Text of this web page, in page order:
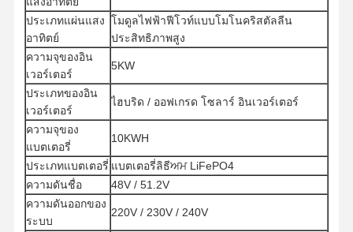
ประเภทแผ่นแสง
อาทิตย์
โมดูลไฟฟ้าฟีโวท์แบบโมโนคริสตัลลีน
ประสิทธิภาพสูง
ความจุของอิน
เวอร์เตอร์
5KW
ประเภทของอิน
เวอร์เตอร์
ไฮบริด / ออฟเกรด โซลาร์ อินเวอร์เตอร์
ความจุของ
แบตเตอรี่
10KWH
ประเภทแบตเตอรี่ แบตเตอรี่ลิธีਅਮ LiFePO4
ความดันชื่อ
48V / 51.2V
ความดันออกของ
ระบบ
220V / 230V / 240V